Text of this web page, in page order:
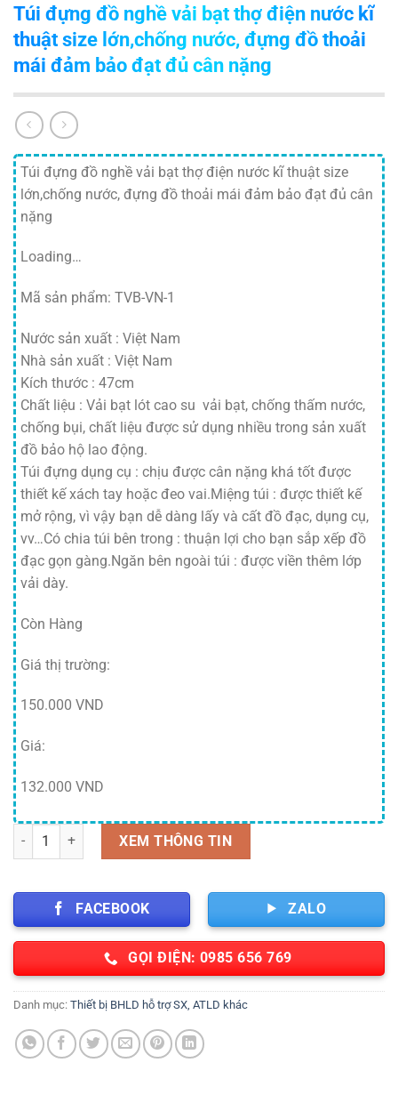
Túi đựng đồ nghề vải bạt thợ điện nước kĩ
thuật size lớn,chống nước, đựng đồ thoải
mái đảm bảo đạt đủ cân nặng
Túi đựng đồ nghề vải bạt thợ điện nước kĩ thuật size
lớn,chống nước, đựng đồ thoải mái đảm bảo đạt đủ cân
nặng
Loading…
Mã sản phẩm: TVB-VN-1
Nước sản xuất : Việt Nam
Nhà sản xuất : Việt Nam
Kích thước : 47cm
Chất liệu : Vải bạt lót cao su vải bạt, chống thấm nước,
chống bụi, chất liệu được sử dụng nhiều trong sản xuất
đồ bảo hộ lao động.
Túi đựng dụng cụ : chịu được cân nặng khá tốt được
thiết kế xách tay hoặc đeo vai.Miệng túi : được thiết kế
mở rộng, vì vậy bạn dễ dàng lấy và cất đồ đạc, dụng cụ,
vv…Có chia túi bên trong : thuận lợi cho bạn sắp xếp đồ
đạc gọn gàng.Ngăn bên ngoài túi : được viền thêm lớp
vải dày.
Còn Hàng
Giá thị trường:
150.000 VND
Giá:
132.000 VND
Túi đựng đồ nghề vải bạt thợ điện nước kĩ thuật size lớn,chống
XEM THÔNG TIN
FACEBOOK ZALO
GỌI ĐIỆN: 0985 656 769
Danh mục: Thiết bị BHLD hỗ trợ SX, ATLD khác